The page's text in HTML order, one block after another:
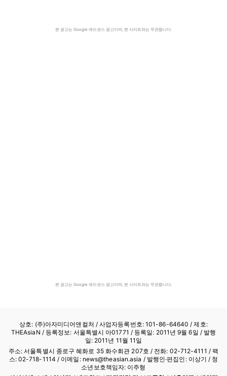
본 광고는 Google 애드센스 광고이며, 본 사이트와는 무관합니다.
본 광고는 Google 애드센스 광고이며, 본 사이트와는 무관합니다.
상호: (주)아자미디어앤컬처 /사업자등록번호: 101-86-64640 / 제호:
THEAsiaN / 등록정보: 서울특별시 아01771 / 등록일: 2011년 9월 6일 / 발행
일: 2011년 11월 11일
주소: 서울특별시 종로구 혜화로 35 화수회관 207호 / 전화: 02-712-4111 / 팩
스: 02-718-1114 / 이메일: news@theasian.asia / 발행인·편집인: 이상기 / 청
소년보호책임자: 이주형